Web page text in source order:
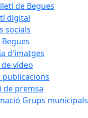
de Begues
digital
socials
d'imatges
de vídeo
publicacions
de premsa
Grups municipals